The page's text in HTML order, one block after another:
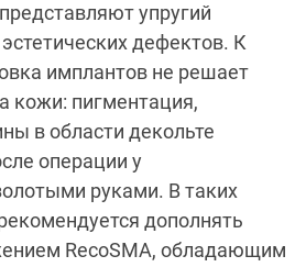
упругий
дефектов. К
имплантов не решает
кожи: пигментация,
в области декольте
операции у
руками. В таких
дополнять
RecoSMA, обладающим